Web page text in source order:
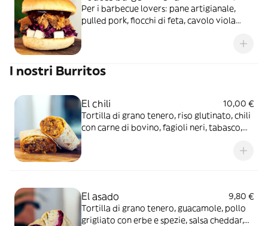
Per i barbecue lovers: pane artigianale,
pulled pork, fiocchi di feta, cavolo viola
I nostri Burritos
El chili
10,00 €
Tortilla di grano tenero, riso glutinato, chili
con carne di bovino, fagioli neri, tabasco,
El asado
9,80 €
Tortilla di grano tenero, guacamole, pollo
grigliato con erbe e spezie, salsa cheddar,